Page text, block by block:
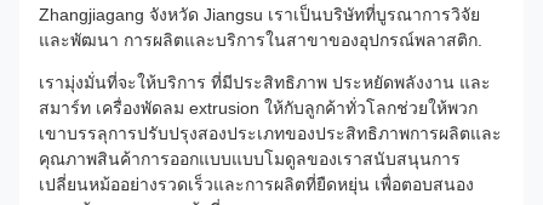
Zhangjiagang จังหวัด Jiangsu เราเป็นบริษัทที่บูรณาการวิจัย
และพัฒนา การผลิตและบริการในสาขาของอุปกรณ์พลาสติก.
เรามุ่งมั่นที่จะให้บริการ ที่มีประสิทธิภาพ ประหยัดพลังงาน และ
สมาร์ท เครื่องพัดลม extrusion ให้กับลูกค้าทั่วโลกช่วยให้พวก
เขาบรรลุการปรับปรุงสองประเภทของประสิทธิภาพการผลิตและ
คุณภาพสินค้าการออกแบบแบบโมดูลของเราสนับสนุนการ
เปลี่ยนหม้ออย่างรวดเร็วและการผลิตที่ยืดหยุ่น เพื่อตอบสนอง